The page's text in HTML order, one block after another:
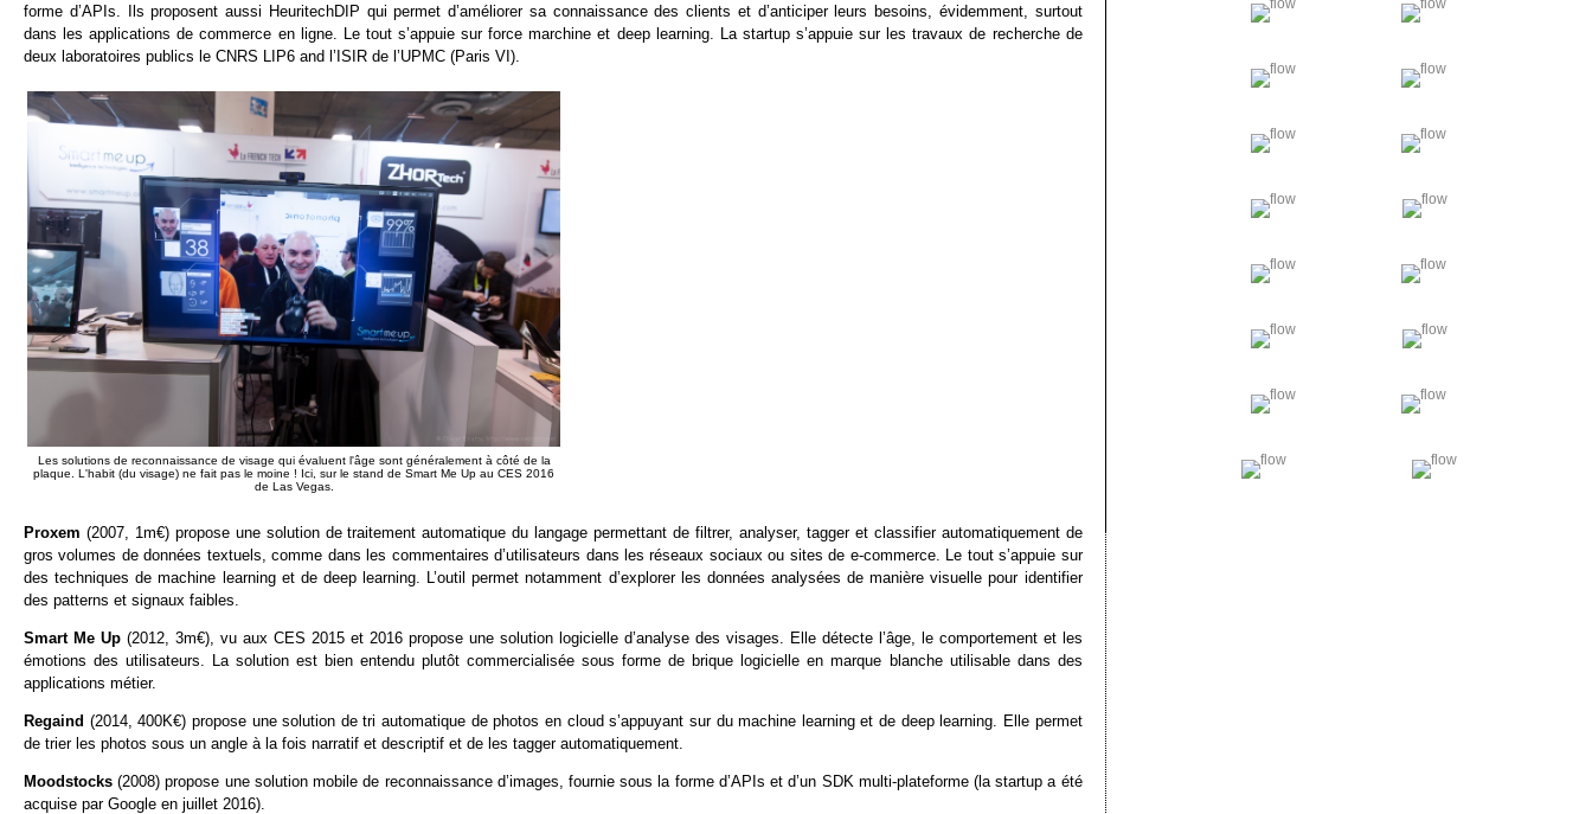
forme d’APIs. Ils proposent aussi HeuritechDIP qui permet d’améliorer sa connaissance des clients et d’anticiper leurs besoins, évidemment, surtout
dans les applications de commerce en ligne. Le tout s’appuie sur force marchine et deep learning. La startup s’appuie sur les travaux de recherche de
deux laboratoires publics le CNRS LIP6 and l’ISIR de l’UPMC (Paris VI).
Les solutions de reconnaissance de visage qui évaluent l'âge sont généralement à côté de la
plaque. L'habit (du visage) ne fait pas le moine ! Ici, sur le stand de Smart Me Up au CES 2016
de Las Vegas.
Proxem (2007, 1m€) propose une solution de traitement automatique du langage permettant de filtrer, analyser, tagger et classifier automatiquement de
gros volumes de données textuels, comme dans les commentaires d’utilisateurs dans les réseaux sociaux ou sites de e-commerce. Le tout s’appuie sur
des techniques de machine learning et de deep learning. L’outil permet notamment d’explorer les données analysées de manière visuelle pour identifier
des patterns et signaux faibles.
Smart Me Up (2012, 3m€), vu aux CES 2015 et 2016 propose une solution logicielle d’analyse des visages. Elle détecte l’âge, le comportement et les
émotions des utilisateurs. La solution est bien entendu plutôt commercialisée sous forme de brique logicielle en marque blanche utilisable dans des
applications métier.
Regaind (2014, 400K€) propose une solution de tri automatique de photos en cloud s’appuyant sur du machine learning et de deep learning. Elle permet
de trier les photos sous un angle à la fois narratif et descriptif et de les tagger automatiquement.
Moodstocks (2008) propose une solution mobile de reconnaissance d’images, fournie sous la forme d’APIs et d’un SDK multi-plateforme (la startup a été
acquise par Google en juillet 2016).